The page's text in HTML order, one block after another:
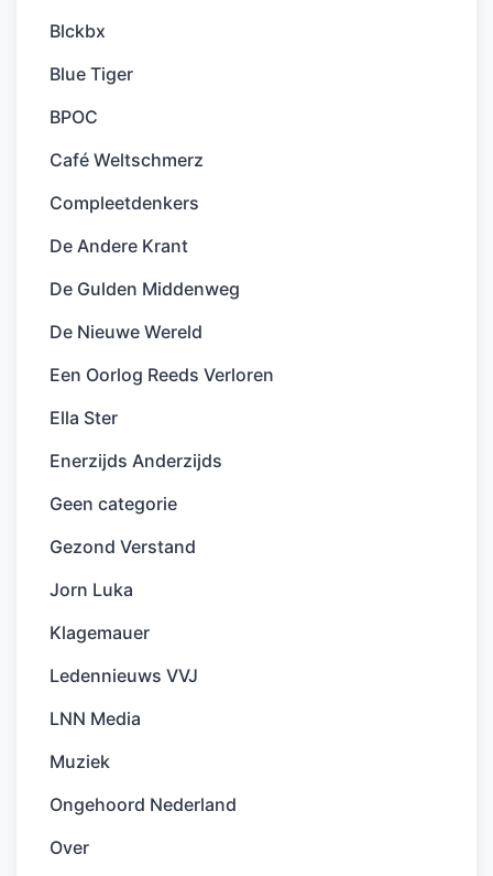
Blckbx
Blue Tiger
BPOC
Café Weltschmerz
Compleetdenkers
De Andere Krant
De Gulden Middenweg
De Nieuwe Wereld
Een Oorlog Reeds Verloren
Ella Ster
Enerzijds Anderzijds
Geen categorie
Gezond Verstand
Jorn Luka
Klagemauer
Ledennieuws VVJ
LNN Media
Muziek
Ongehoord Nederland
Over